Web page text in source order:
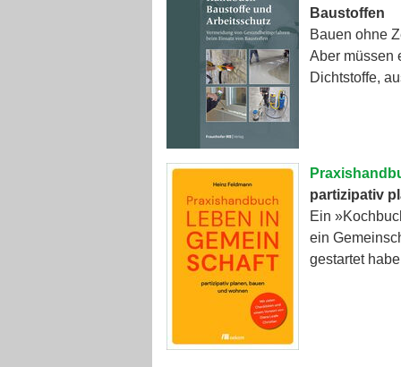
Baustoffen
Bauen ohne
Aber müssen
Dichtstoffe,
partizipativ
Ein
ein
gestartet